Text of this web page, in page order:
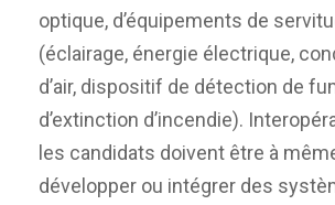
optique, d’équipements de
(éclairage, énergie électrique,
d’air, dispositif de détection de
d’extinction d’incendie).
les candidats doivent être à
développer ou intégrer des